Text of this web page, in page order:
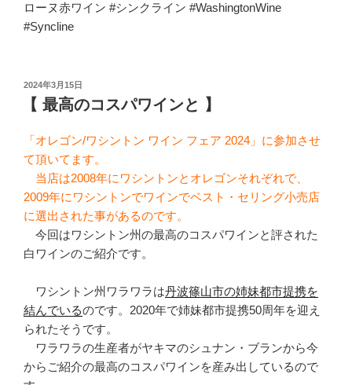
ローヌ赤ワイン #シンクライン #WashingtonWine
#Syncline
投
日:
2024年3月15日
【 最高のコスパワインと 】
「オレゴン/ワシントン ワイン フェア 2024」に参加させ
て頂いてます。
当店は2008年にワシントンとオレゴンそれぞれで、
2009年にワシントンでワインでベスト・セリング小売店
に選出された事があるのです。
今回はワシントン州の最高のコスパワインと評された
白ワインのご紹介です。
ワシントン州ワラワラは丹波篠山市の姉妹都市提携を
結んでいるのです。2020年で姉妹都市提携50周年を迎え
られたそうです。
ワラワラの生産者がヤキマのシュナン・ブランから今
からご紹介の最高のコスパワインを産み出しているので